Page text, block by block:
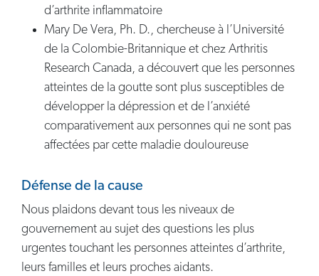
d’arthrite inflammatoire
Mary De Vera, Ph. D., chercheuse à l’Université
de la Colombie-Britannique et chez Arthritis
Research Canada, a découvert que les personnes
atteintes de la goutte sont plus susceptibles de
développer la dépression et de l’anxiété
comparativement aux personnes qui ne sont pas
affectées par cette maladie douloureuse
Défense de la cause
Nous plaidons devant tous les niveaux de
gouvernement au sujet des questions les plus
urgentes touchant les personnes atteintes d’arthrite,
leurs familles et leurs proches aidants.